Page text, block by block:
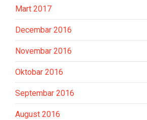
Mart 2017
Decembar 2016
Novembar 2016
Oktobar 2016
Septembar 2016
August 2016